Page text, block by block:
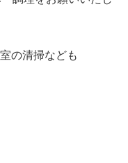
の清掃なども